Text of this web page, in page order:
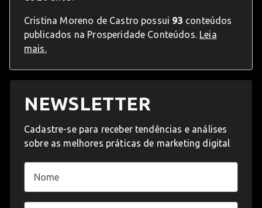
Cristina Moreno de Castro possui 93 conteúdos
publicados na Prosperidade Conteúdos. Leia
mais.
NEWSLETTER
Cadastre-se para receber tendências e análises
sobre as melhores práticas de marketing digital